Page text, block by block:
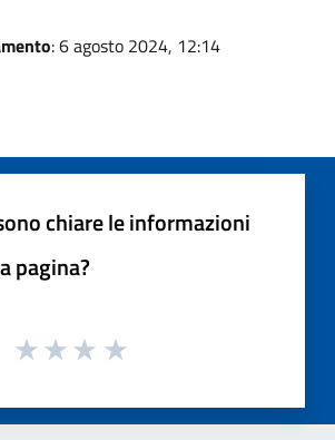
: 6 agosto 2024, 12:14
chiare le informazioni
pagina?